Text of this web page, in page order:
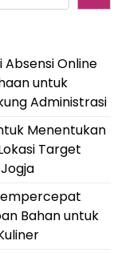
Absensi Online
untuk
Administrasi
Menentukan
Target
Bahan untuk